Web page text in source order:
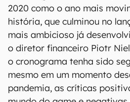
2020 como o ano mais
história, que culminou no
mais ambicioso já
o diretor financeiro Piotr
o cronograma tenha sido
mesmo em um momento
pandemia, as críticas